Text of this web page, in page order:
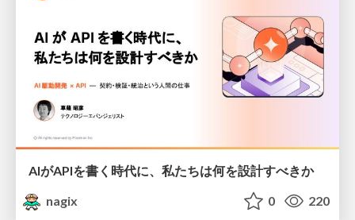
AIがAPIを書く時代に、私たちは何を設計すべきか
nagix
0 220